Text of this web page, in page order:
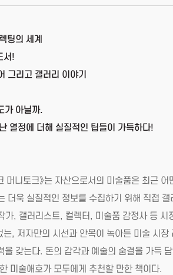
팅의 세계
서!
그리고 갤러리 이야기
가 아닐까.
열정에 더해 실질적인 팁들이 가득하다!
머니토크》는 자산으로서의 미술품은 최근
더욱 실질적인 정보를 수집하기 위해 직접
, 갤러리스트, 컬렉터, 미술품 감정사 등
는, 저자만의 시선과 안목이 녹아든 미술
갖는다. 돈의 감각과 예술의 숨결을 가득
미술애호가 모두에게 추천할 만한 책이다.